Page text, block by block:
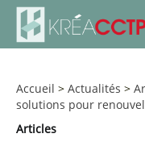
Accueil > Actualités >
solutions pour
Articles